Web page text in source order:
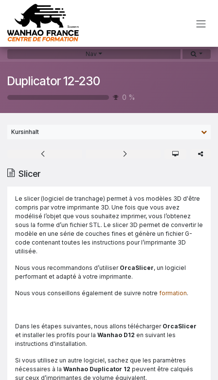
Zum Inhalt springen
Nav
Duplicator 12-230
0 %
Kursinhalt
Slicer
Le slicer (logiciel de tranchage) permet à vos modèles 3D d'être
compris par votre imprimante 3D. Une fois que vous avez
modélisé l’objet que vous souhaitez imprimer, vous l’obtenez
sous la forme d’un fichier STL. Le slicer 3D permet de convertir le
modèle en une série de couches fines et génère un fichier G-
code contenant toutes les instructions pour l’imprimante 3D
utilisée.
Nous vous recommandons d’utiliser OrcaSlicer, un logiciel
performant et adapté à votre imprimante.
Nous vous conseillons également de suivre notre formation.
Dans les étapes suivantes, nous allons télécharger OrcaSlicer
et installer les profils pour la Wanhao D12 en suivant les
instructions d'installation.
Si vous utilisez un autre logiciel, sachez que les paramètres
nécessaires à la Wanhao Duplicator 12 peuvent être calqués
sur ceux d’imprimantes de volume équivalent.